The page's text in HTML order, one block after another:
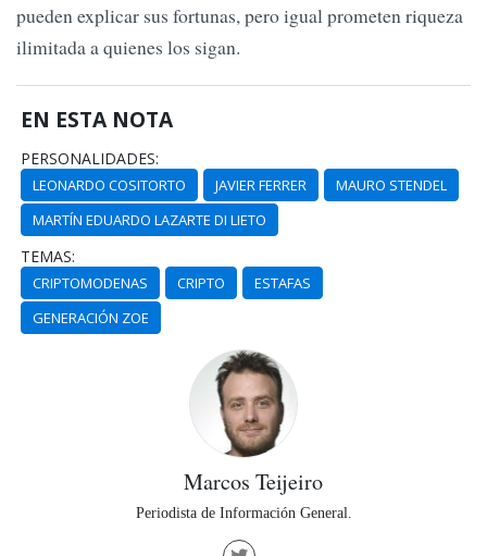
pueden explicar sus fortunas, pero igual prometen riqueza
ilimitada a quienes los sigan.
EN ESTA NOTA
PERSONALIDADES:
LEONARDO COSITORTO JAVIER FERRER
MAURO STENDEL
MARTÍN EDUARDO LAZARTE DI LIETO
TEMAS:
CRIPTOMODENAS CRIPTO
ESTAFAS
GENERACIÓN ZOE
Marcos Teijeiro
Periodista de Información General.